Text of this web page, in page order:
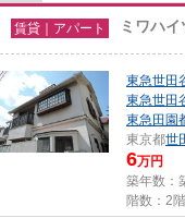
賃貸｜アパート ミワハイ
東急世田
東急世田
東急田園
東京都世
6万円
築年数：
階数：2